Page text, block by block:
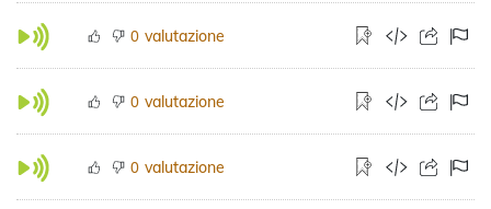
0 valutazione
0 valutazione
0 valutazione